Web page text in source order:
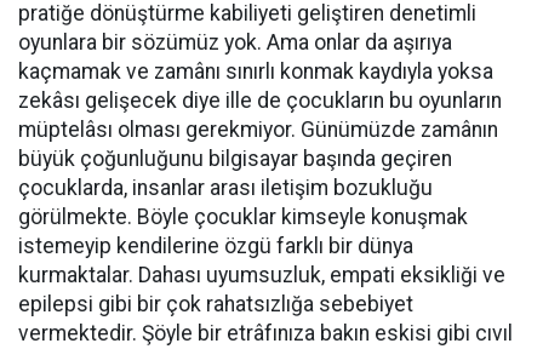
pratiğe dönüştürme kabiliyeti geliştiren denetimli
oyunlara bir sözümüz yok. Ama onlar da aşırıya
kaçmamak ve zamânı sınırlı konmak kaydıyla yoksa
zekâsı gelişecek diye ille de çocukların bu oyunların
müptelâsı olması gerekmiyor. Günümüzde zamânın
büyük çoğunluğunu bilgisayar başında geçiren
çocuklarda, insanlar arası iletişim bozukluğu
görülmekte. Böyle çocuklar kimseyle konuşmak
istemeyip kendilerine özgü farklı bir dünya
kurmaktalar. Dahası uyumsuzluk, empati eksikliği ve
epilepsi gibi bir çok rahatsızlığa sebebiyet
vermektedir. Şöyle bir etrâfınıza bakın eskisi gibi cıvıl